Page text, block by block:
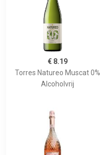
€ 8.19
Torres Natureo Muscat 0%
Alcoholvrij